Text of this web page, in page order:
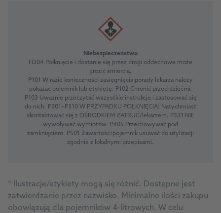
Niebezpieczeństwo
H304 Połknięcie i dostanie się przez drogi oddechowe może
grozić śmiercią.
P101 W razie konieczności zasięgnięcia porady lekarza należy
pokazać pojemnik lub etykietę. P102 Chronić przed dziećmi.
P103 Uważnie przeczytać wszystkie instrukcje i zastosować się
do nich. P301+P310 W PRZYPADKU POŁKNIĘCIA: Natychmiast
skontaktować się z OŚRODKIEM ZATRUĆ/lekarzem. P331 NIE
wywoływać wymiotów. P405 Przechowywać pod
zamknięciem. P501 Zawartość/pojemnik usuwać do utylizacji
zgodnie z lokalnymi przepisami.
*
Ilustracje/etykiety mogą się różnić. Dostępne jest
zatwierdzanie przez nazwisko. Minimalne ilości zakupu
obowiązują dla pojemników 4-litrowych. W celu